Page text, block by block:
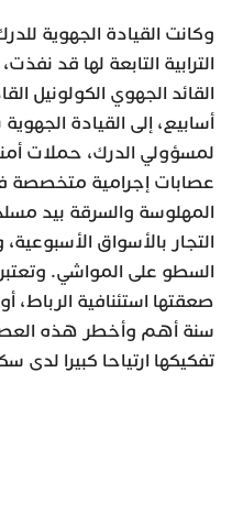
وكانت القيادة الجهوية
الترابية التابعة لها قد
القائد الجهوي الكولونيل
أسابيع، إلى القيادة
لمسؤولي الدرك، حملات
عصابات إجرامية متخصصة
المهلوسة والسرقة بيد
التجار بالأسواق
السطو على المواشي. وتعتبر
سنة أهم وأخطر هذه
تفكيكها ارتياحا كبيرا